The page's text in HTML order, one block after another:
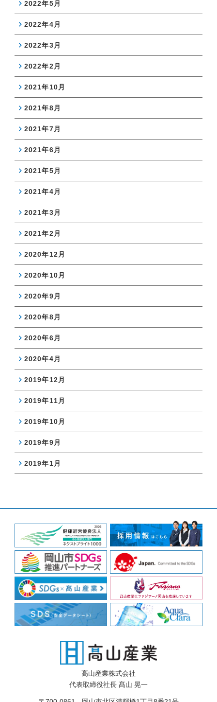
2022年5月
2022年4月
2022年3月
2022年2月
2021年10月
2021年8月
2021年7月
2021年6月
2021年5月
2021年4月
2021年3月
2021年2月
2020年12月
2020年10月
2020年9月
2020年8月
2020年6月
2020年4月
2019年12月
2019年11月
2019年10月
2019年9月
2019年1月
髙山産業株式会社
代表取締役社長 髙山 晃一